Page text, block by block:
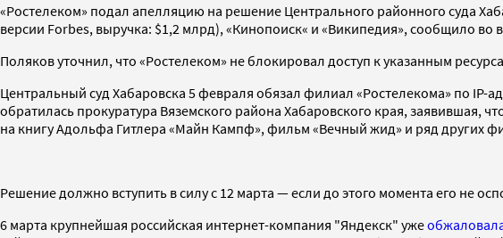
«Ростелеком» подал апелляцию на решение Центрального районного суда
версии Forbes, выручка: $1,2 млрд), «Кинопоиск« и «Википедия», сообщило во
Поляков уточнил, что «Ростелеком» не блокировал доступ к указанным
Центральный суд Хабаровска 5 февраля обязал филиал «Ростелекома» по IP-
обратилась прокуратура Вяземского района Хабаровского края, заявившая,
на книгу Адольфа Гитлера «Майн Кампф», фильм «Вечный жид» и ряд других
Решение должно вступить в силу с 12 марта — если до этого момента его не
6 марта крупнейшая российская интернет-компания "Яндекск" уже